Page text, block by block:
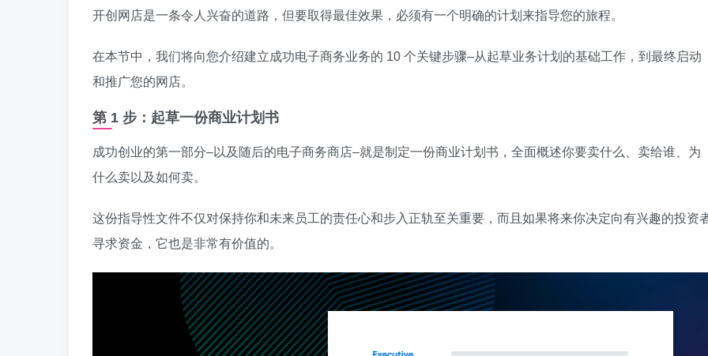
开创网店是一条令人兴奋的道路，但要取得最佳效果，必须有一个明确的计划来指导您的旅程。
在本节中，我们将向您介绍建立成功电子商务业务的 10 个关键步骤–从起草业务计划的基础工作，到最终启动
和推广您的网店。
第 1 步：起草一份商业计划书
成功创业的第一部分–以及随后的电子商务商店–就是制定一份商业计划书，全面概述你要卖什么、卖给谁、为
什么卖以及如何卖。
这份指导性文件不仅对保持你和未来员工的责任心和步入正轨至关重要，而且如果将来你决定向有兴趣的投资
寻求资金，它也是非常有价值的。